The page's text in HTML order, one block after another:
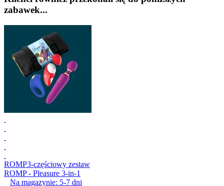
zabawek...
ROMP3-częściowy zestaw
ROMP - Pleasure 3-in-1
Na magazynie: 5-7 dni